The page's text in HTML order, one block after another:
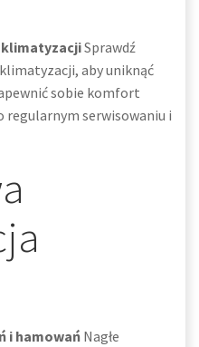
klimatyzacjiSprawdź
aby uniknąć
sobie komfort
regularnym serwisowaniu i
i hamowań Nagłe